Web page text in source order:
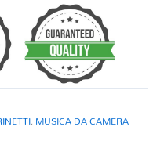
, MUSICA DA CAMERA